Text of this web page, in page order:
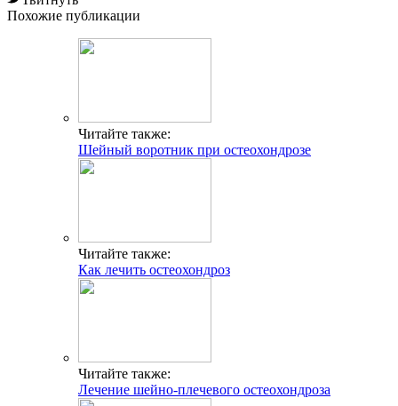
Похожие публикации
Читайте также:
Шейный воротник при остеохондрозе
Читайте также:
Как лечить остеохондроз
Читайте также:
Лечение шейно-плечевого остеохондроза